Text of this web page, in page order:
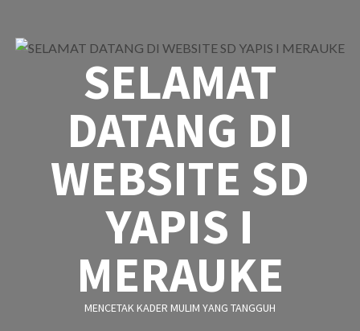
content
SELAMAT
DATANG DI
WEBSITE SD
YAPIS I
MERAUKE
MENCETAK KADER MULIM YANG TANGGUH